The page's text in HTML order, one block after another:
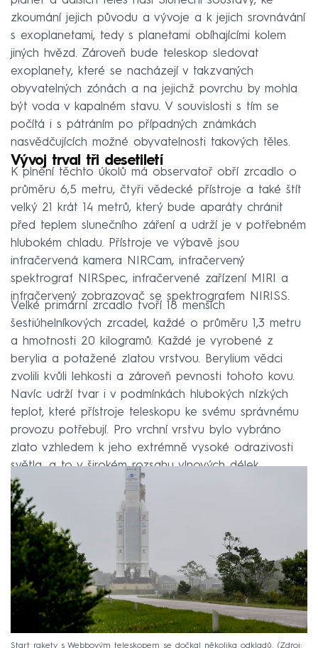
zkoumání jejich původu a vývoje a k jejich srovnávání
s exoplanetami, tedy s planetami obíhajícími kolem
jiných hvězd. Zároveň bude teleskop sledovat
exoplanety, které se nacházejí v takzvaných
obyvatelných zónách a na jejichž povrchu by mohla
být voda v kapalném stavu. V souvislosti s tím se
počítá i s pátráním po případných známkách
nasvědčujících možné obyvatelnosti takových těles.
Vývoj trval tři desetiletí
K plnění těchto úkolů má observatoř obří zrcadlo o
průměru 6,5 metru, čtyři vědecké přístroje a také štít
velký 21 krát 14 metrů, který bude aparáty chránit
před teplem slunečního záření a udrží je v potřebném
hlubokém chladu. Přístroje ve výbavě jsou
infračervená kamera NIRCam, infračervený
spektrograf NIRSpec, infračervené zařízení MIRI a
infračervený zobrazovač se spektrografem NIRISS.
Velké primární zrcadlo tvoří 18 menších
šestiúhelníkových zrcadel, každé o průměru 1,3 metru
a hmotnosti 20 kilogramů. Každé je vyrobené z
berylia a potažené zlatou vrstvou. Berylium vědci
zvolili kvůli lehkosti a zároveň pevnosti tohoto kovu.
Navíc udrží tvar i v podmínkách hlubokých nízkých
teplot, které přístroje teleskopu ke svému správnému
provozu potřebují. Pro vrchní vrstvu bylo vybráno
zlato vzhledem k jeho extrémně vysoké odrazivosti
světla, a to v širokém rozsahu vlnových délek.
Start rakety s Webbovým teleskopem se dočkal několika odkladů.
Zdroj: